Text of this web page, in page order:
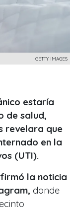
GETTY IMAGES
estaría
de salud,
revelara que
en la
(UTI).
la noticia
donde